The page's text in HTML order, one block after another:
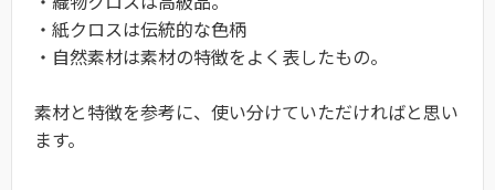
・紙クロスは伝統的な色柄
・自然素材は素材の特徴をよく表したもの。
素材と特徴を参考に、使い分けていただければと思い
ます。